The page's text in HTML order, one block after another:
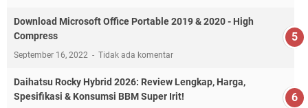
Download Microsoft Office Portable 2019 & 2020 - High
Compress
September 16, 2022 Tidak ada komentar
Daihatsu Rocky Hybrid 2026: Review Lengkap, Harga,
Spesifikasi & Konsumsi BBM Super Irit!